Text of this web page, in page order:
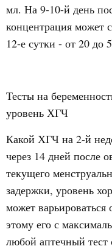
мл. На 9-10-й день
концентрация может
12-е сутки - от 20 до
Тесты на
уровень ХГЧ
Какой ХГЧ на 2-й
через 14 дней после
текущего
задержки, уровень
может
этому его с
любой аптечный тест